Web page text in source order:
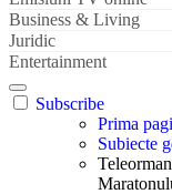
Business & Living
Juridic
Entertainment
Subscribe
Prima
Subiecte